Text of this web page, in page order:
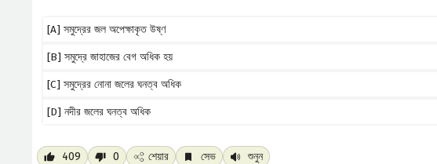
[A] সমুদ্রের জল অপেক্ষাকৃত উষ্ণ
[B] সমুদ্রে জাহাজের বেগ অধিক হয়
[C] সমুদ্রের নোনা জলের ঘনত্ব অধিক
[D] নদীর জলের ঘনত্ব অধিক
409 0 শেয়ার সেভ শুনুন